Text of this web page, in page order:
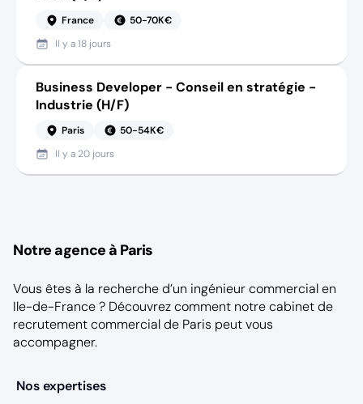
France
50-70K€
Il y a18 jours
Business Developer - Conseil en stratégie -
Industrie (H/F)
Paris
50-54K€
Il y a 20 jours
Notre agence à Paris
Vous êtes à la recherche d’un ingénieur commercial en
Ile-de-France ? Découvrez comment notrecabinet de
recrutement commercial de Paris peut vous
accompagner.
Nos expertises